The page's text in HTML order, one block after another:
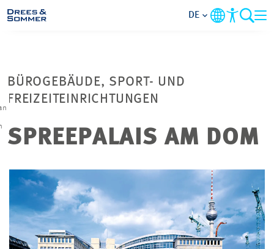
SERVICES
UNTERNEHMEN
KARRIERE
PROJEKTE
DE
BÜROGEBÄUDE, SPORT- UND
FREIZEITEINRICHTUNGEN
SPREEPALAIS AM DOM